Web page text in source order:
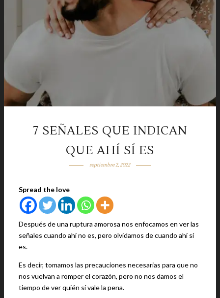
7 SEÑALES QUE INDICAN
QUE AHÍ SÍ ES
septiembre 2, 2022
Spread the love
Después de una ruptura amorosa nos enfocamos en ver las
señales cuando ahí no es, pero olvidamos de cuando ahí sí
es.
Es decir, tomamos las precauciones necesarias para que no
nos vuelvan a romper el corazón, pero no nos damos el
tiempo de ver quién sí vale la pena.